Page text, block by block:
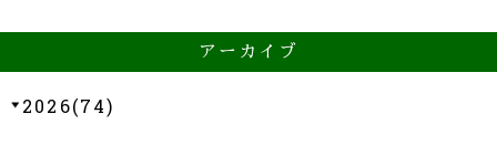
アーカイブ
2026(74)